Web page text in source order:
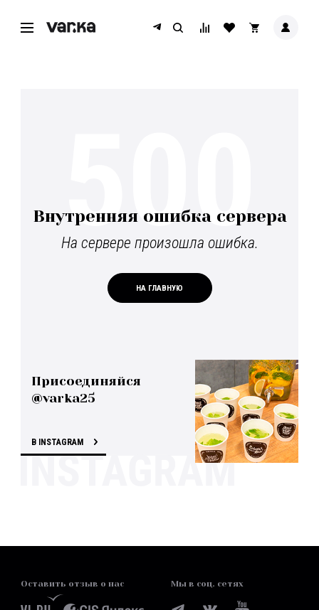
Внутренняя ошибка сервера
На сервере произошла ошибка.
НА ГЛАВНУЮ
500
Присоединяйся
@varka25
В INSTAGRAM
Оставить отзыв о нас Мы в соц. сетях